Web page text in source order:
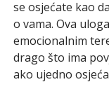
se osjećate kao
o vama. Ova
emocionalnim
drago što ima
ako ujedno